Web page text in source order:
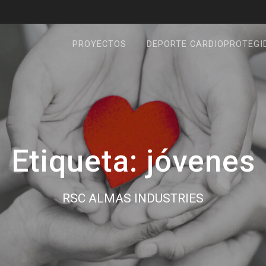
PROYECTOS DEPORTE
Etiqueta:jóvenes
RSC ALMAS INDUSTRIES